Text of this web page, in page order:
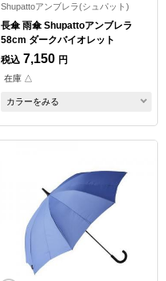
Shupattoアンブレラ(シュパット)
長傘 雨傘 Shupattoアンブレラ
58cm ダークバイオレット
税込 7,150 円
在庫 △
カラーをみる